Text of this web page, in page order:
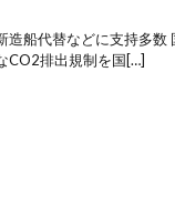
造船代替などに支持多
CO2排出規制を国[…]